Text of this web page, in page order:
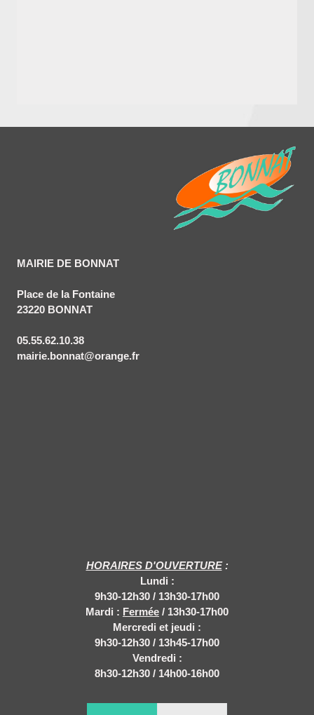
MAIRIE DE BONNAT
Place de la Fontaine
23220 BONNAT
05.55.62.10.38
mairie.bonnat@orange.fr
HORAIRES D'OUVERTURE:
Lundi :
9h30-12h30 / 13h30-17h00
Mardi : Fermée / 13h30-17h00
Mercredi et jeudi :
9h30-12h30 / 13h45-17h00
Vendredi :
8h30-12h30 / 14h00-16h00